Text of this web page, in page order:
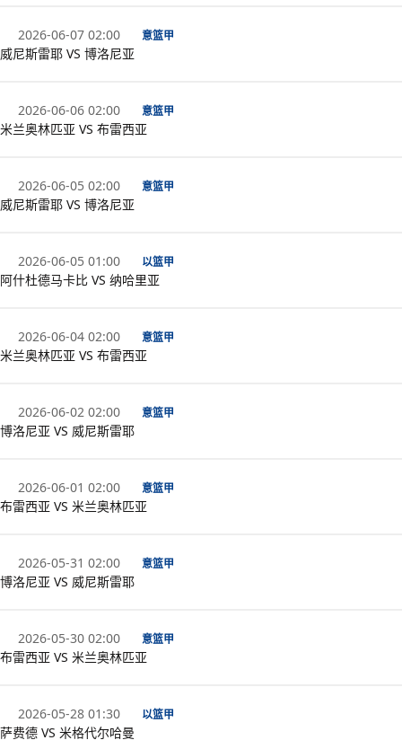
2026-06-07 02:00 意篮甲
威尼斯雷耶 VS 博洛尼亚
2026-06-06 02:00 意篮甲
米兰奥林匹亚 VS 布雷西亚
2026-06-05 02:00 意篮甲
威尼斯雷耶 VS 博洛尼亚
2026-06-05 01:00 以篮甲
阿什杜德马卡比 VS 纳哈里亚
2026-06-04 02:00 意篮甲
米兰奥林匹亚 VS 布雷西亚
2026-06-02 02:00 意篮甲
博洛尼亚 VS 威尼斯雷耶
2026-06-01 02:00 意篮甲
布雷西亚 VS 米兰奥林匹亚
2026-05-31 02:00 意篮甲
博洛尼亚 VS 威尼斯雷耶
2026-05-30 02:00 意篮甲
布雷西亚 VS 米兰奥林匹亚
2026-05-28 01:30 以篮甲
萨费德 VS 米格代尔哈曼